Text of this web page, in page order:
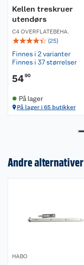
Kellen treskruer
utendørs
C4 OVERFLATEBEHA.
☆☆☆☆☆ (25)
Finnes i 2 varianter
Finnes i 37 størrelser
5490
På lager
På lager i 65 butikker
Andre alternativer
HABO
Om oss